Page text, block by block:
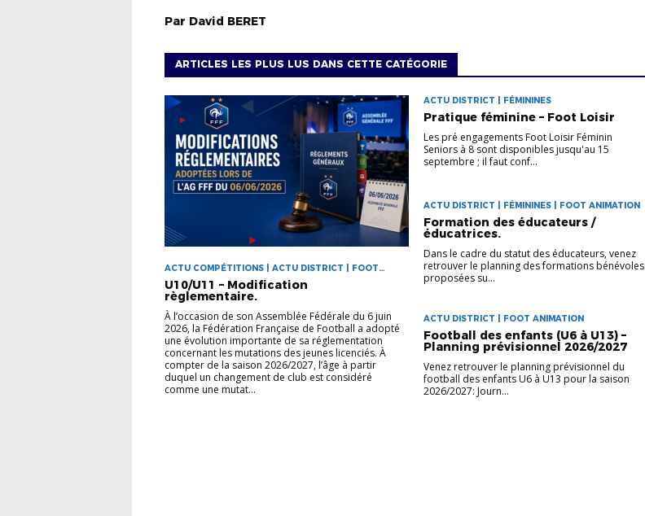
Par David BERET
ARTICLES LES PLUS LUS DANS CETTE CATÉGORIE
ACTU COMPÉTITIONS | ACTU DISTRICT | FOOT
ANIMATION
U10/U11 – Modification
règlementaire.
À l’occasion de son Assemblée Fédérale du 6 juin
2026, la Fédération Française de Football a adopté
une évolution importante de sa réglementation
concernant les mutations des jeunes licenciés. À
compter de la saison 2026/2027, l’âge à partir
duquel un changement de club est considéré
comme une mutat...
ACTU DISTRICT | FÉMININES
Pratique féminine – Foot Loisir
Les pré engagements Foot Loisir Féminin
Seniors à 8 sont disponibles jusqu'au 15
septembre ; il faut conf...
ACTU DISTRICT | FÉMININES | FOOT ANIMATION
Formation des éducateurs /
éducatrices.
Dans le cadre du statut des éducateurs, venez
retrouver le planning des formations bénévoles
proposées su...
ACTU DISTRICT | FOOT ANIMATION
Football des enfants (U6 à U13) –
Planning prévisionnel 2026/2027
Venez retrouver le planning prévisionnel du
football des enfants U6 à U13 pour la saison
2026/2027: Journ...